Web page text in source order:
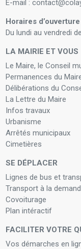
E-mail :
Horaires d’ouverture
Du lundi au vendredi
LA MAIRIE ET VOUS
Le Maire, le Conseil
Permanences du
Délibérations du
La Lettre du Maire
Infos travaux
Urbanisme
Arrêtés municipaux
Cimetières
SE DÉPLACER
Lignes de bus et
Transport à la
Covoiturage
Plan intéractif
FACILITER VOTRE
Vos démarches en